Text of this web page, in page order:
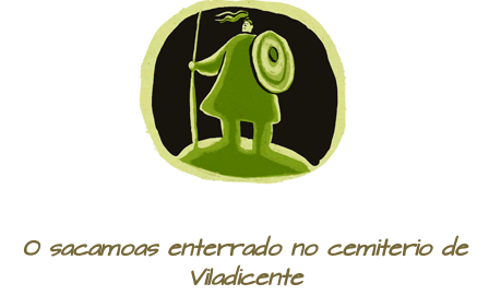
O sacamoas enterrado no cemiterio de
Viladicente